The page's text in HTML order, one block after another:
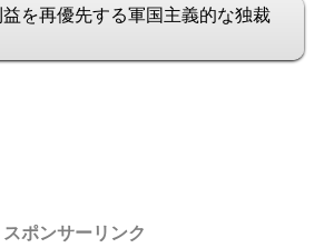
を再優先する軍国主義的な独裁